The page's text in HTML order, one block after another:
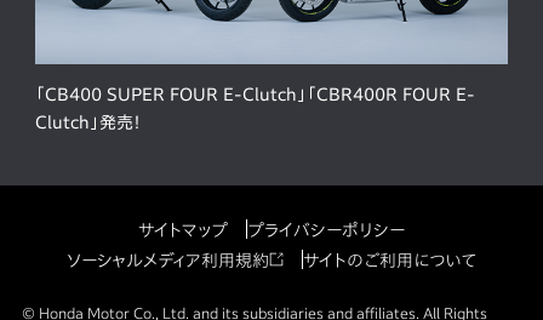
「CB400 SUPER FOUR E-Clutch」「CBR400R FOUR E-
Clutch」発売！
サイトマップ
プライバシーポリシー
ソーシャルメディア利用規約
サイトのご利用について
© Honda Motor Co., Ltd. and its subsidiaries and affiliates. All Rights